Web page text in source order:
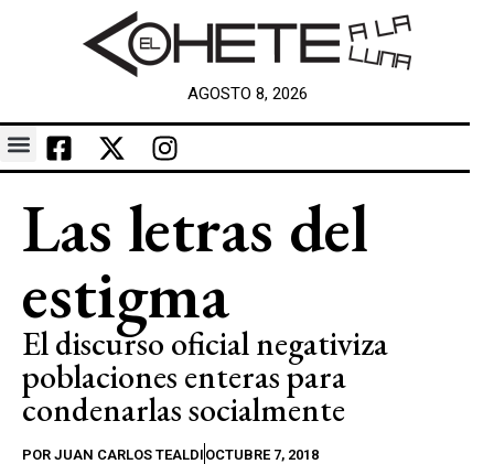
AGOSTO 8, 2026
Las letras del
estigma
El discurso oficial negativiza
poblaciones enteras para
condenarlas socialmente
POR JUAN CARLOS TEALDI OCTUBRE 7, 2018